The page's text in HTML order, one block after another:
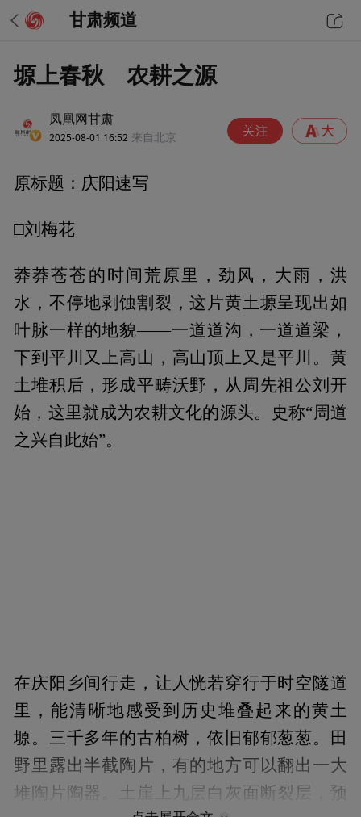
甘肃频道
塬上春秋 农耕之源
凤凰网甘肃
2025-08-01 16:52 来自北京
原标题：庆阳速写
□刘梅花
莽莽苍苍的时间荒原里，劲风，大雨，洪
水，不停地剥蚀割裂，这片黄土塬呈现出如
叶脉一样的地貌——一道道沟，一道道梁，
下到平川又上高山，高山顶上又是平川。黄
土堆积后，形成平畴沃野，从周先祖公刘开
始，这里就成为农耕文化的源头。史称“周道
之兴自此始”。
在庆阳乡间行走，让人恍若穿行于时空隧道
里，能清晰地感受到历史堆叠起来的黄土
塬。三千多年的古柏树，依旧郁郁葱葱。田
野里露出半截陶片，有的地方可以翻出一大
堆陶片陶器。土崖上九层白灰面断裂层，预